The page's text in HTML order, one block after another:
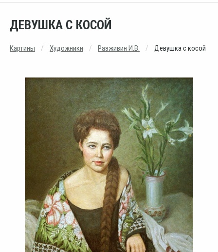
ДЕВУШКА С КОСОЙ
Картины Художники Разживин И.В. Девушка с косой